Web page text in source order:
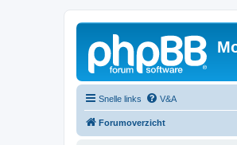
Snelle links V&A
Forumoverzicht